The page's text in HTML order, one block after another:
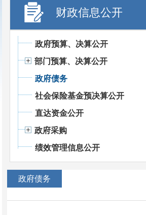
财政信息公开
政府预算、决算公开
部门预算、决算公开
政府债务
社会保险基金预决算公开
直达资金公开
政府采购
绩效管理信息公开
政府债务